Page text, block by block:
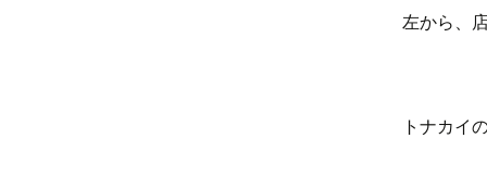
左から、
トナカイ